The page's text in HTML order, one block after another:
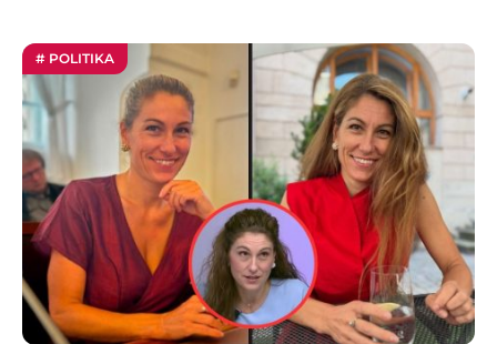
# POLITIKA